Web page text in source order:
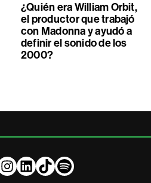
¿Quién era William Orbit,
el productor que trabajó
con Madonna y ayudó a
definir el sonido de los
2000?